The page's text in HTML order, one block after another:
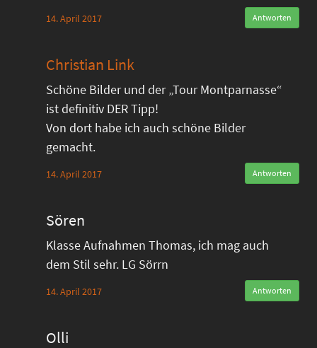
14. April 2017 Antworten
Christian Link
Schöne Bilder und der „Tour Montparnasse“
ist definitiv DER Tipp!
Von dort habe ich auch schöne Bilder
gemacht.
14. April 2017 Antworten
Sören
Klasse Aufnahmen Thomas, ich mag auch
dem Stil sehr. LG Sörrn
14. April 2017 Antworten
Olli